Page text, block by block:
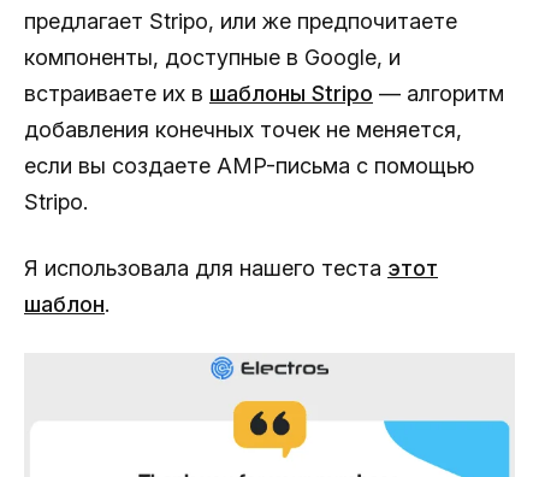
предлагает Stripo, или же предпочитаете
компоненты, доступные в Google, и
встраиваете их в шаблоны Stripo — алгоритм
добавления конечных точек не меняется,
если вы создаете AMP-письма с помощью
Stripo.
Я использовала для нашего теста этот
шаблон.